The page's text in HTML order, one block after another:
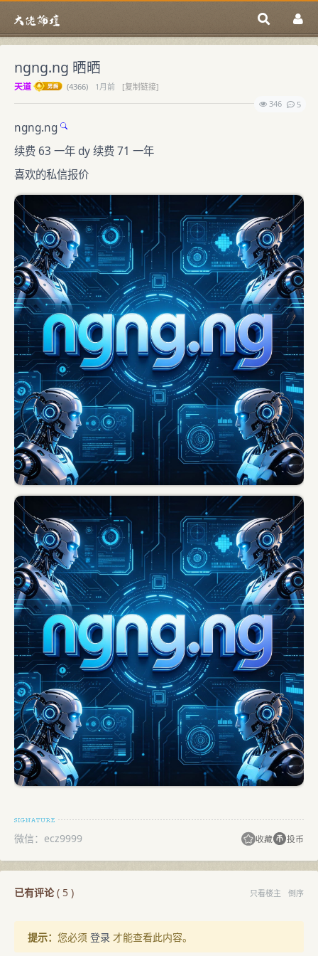
ngng.ng 晒晒
天道 (4366) 1月前
[复制链接]
346
5
ngng.ng
续费 63 一年 dy 续费 71 一年
喜欢的私信报价
微信：ecz9999 收藏 投币
已有评论( 5 ) 只看楼主 倒序
提示： 您必须 登录 才能查看此内容。